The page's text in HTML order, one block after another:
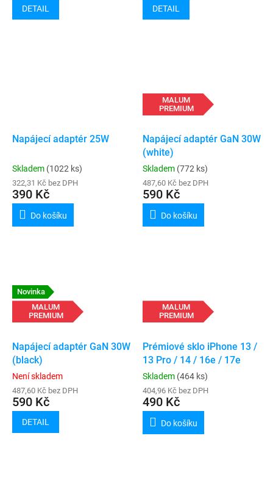
DETAIL DETAIL
Napájecí adaptér 25W
Skladem (1022 ks)
322,31 Kč bez DPH
390 Kč
Do košíku
MALUM
PREMIUM
Napájecí adaptér GaN 30W
(white)
Skladem (772 ks)
487,60 Kč bez DPH
590 Kč
Do košíku
Novinka
MALUM
PREMIUM
Napájecí adaptér GaN 30W
(black)
Není skladem
487,60 Kč bez DPH
590 Kč
DETAIL
MALUM
PREMIUM
Prémiové sklo iPhone 13 /
13 Pro / 14 / 16e / 17e
Skladem (464 ks)
404,96 Kč bez DPH
490 Kč
Do košíku